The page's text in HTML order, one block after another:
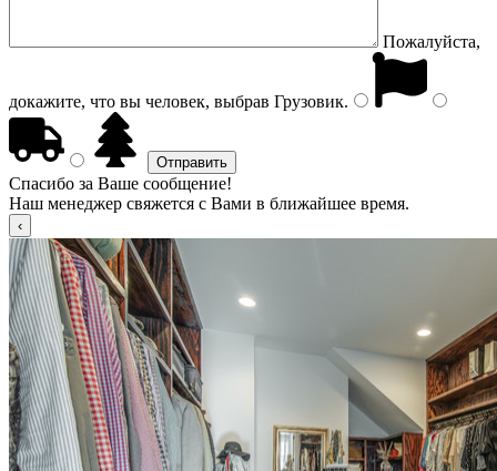
Пожалуйста,
докажите, что вы человек, выбрав Грузовик.
Спасибо за Ваше сообщение!
Наш менеджер свяжется с Вами в ближайшее время.